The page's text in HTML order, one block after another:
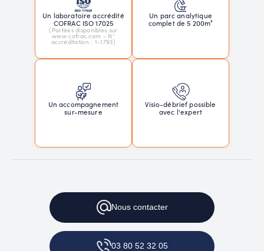
Un laboratoire accrédité
COFRAC ISO 17025
(Portées disponibles sur
www.cofrac.com - N°
accréditation : 1-1793)
Un parc analytique
complet de 5 200m²
Un accompagnement
sur-mesure
Visio-débrief possible
avec l'expert
Nouscontacter
03 80 52 32 05